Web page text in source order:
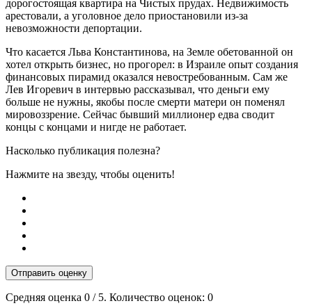
дорогостоящая квартира на Чистых прудах. Недвижимость
арестовали, а уголовное дело приостановили из-за
невозможности депортации.
Что касается Льва Константинова, на Земле обетованной он
хотел открыть бизнес, но прогорел: в Израиле опыт создания
финансовых пирамид оказался невостребованным. Сам же
Лев Игоревич в интервью рассказывал, что деньги ему
больше не нужны, якобы после смерти матери он поменял
мировоззрение. Сейчас бывший миллионер едва сводит
концы с концами и нигде не работает.
Насколько публикация полезна?
Нажмите на звезду, чтобы оценить!
Отправить оценку
Средняя оценка 0 / 5. Количество оценок: 0